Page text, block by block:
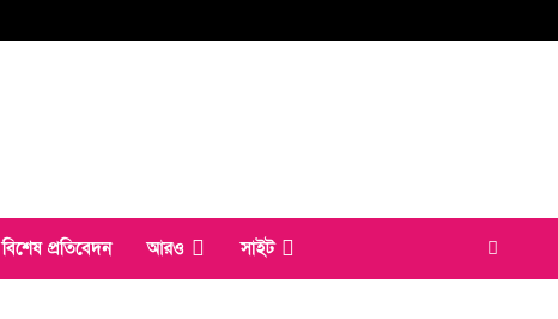
বিশেষ প্রতিবেদন আরও সাইট